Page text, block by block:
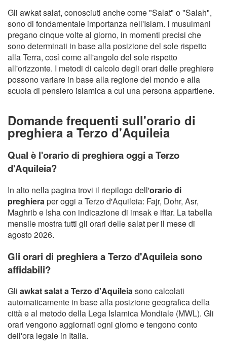
Gli awkat salat, conosciuti anche come "Salat" o "Salah",
sono di fondamentale importanza nell'Islam. I musulmani
pregano cinque volte al giorno, in momenti precisi che
sono determinati in base alla posizione del sole rispetto
alla Terra, così come all'angolo del sole rispetto
all'orizzonte. I metodi di calcolo degli orari delle preghiere
possono variare in base alla regione del mondo e alla
scuola di pensiero islamica a cui una persona appartiene.
Domande frequenti sull'orario di
preghiera a Terzo d'Aquileia
Qual è l'orario di preghiera oggi a Terzo
d'Aquileia?
In alto nella pagina trovi il riepilogo dell'orario di
preghieraper oggi a Terzo d'Aquileia: Fajr, Dohr, Asr,
Maghrib e Isha con indicazione di imsak e iftar. La tabella
mensile mostra tutti gli orari delle salat per il mese di
agosto 2026.
Gli orari di preghiera a Terzo d'Aquileia sono
affidabili?
Gli awkat salat a Terzo d'Aquileiasono calcolati
automaticamente in base alla posizione geografica della
città e al metodo della Lega Islamica Mondiale (MWL). Gli
orari vengono aggiornati ogni giorno e tengono conto
dell'ora legale in Italia.